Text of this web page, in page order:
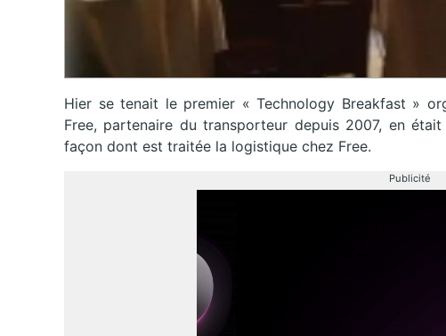
Hier se tenait le premier « Technology Breakfast »
Free, partenaire du transporteur depuis 2007, en était
façon dont est traitée la logistique chez Free.
Publicité